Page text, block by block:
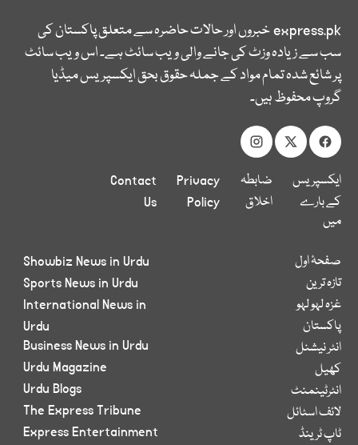
express.pkخبروں اور حالات حاضرہ سے متعلق پاکستان کی
سب سے زیادہ وزٹ کی جانے والی ویب سائٹ ہے۔ اس ویب سائٹ
پر شائع شدہ تمام مواد کے جملہ حقوق بحق ایکسپریس میڈیا
گروپ محفوظ ہیں۔
ایکسپریس
کے بارے
میں
ضابطہ
اخلاق
Privacy
Policy
Contact
Us
صفحۂ اول
تازہ ترین
غزہ لہو لہو
پاکستان
انٹر نیشنل
کھیل
انٹرٹینمنٹ
لائف اسٹائل
ٹاپ ٹرینڈ
Showbiz News in Urdu
Sports News in Urdu
International News in
Urdu
Business News in Urdu
Urdu Magazine
Urdu Blogs
The Express Tribune
Express Entertainment